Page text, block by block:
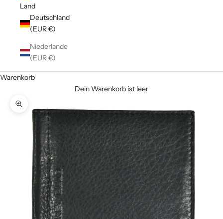
Land
Deutschland
(EUR €)
Niederlande
(EUR €)
Warenkorb
Dein Warenkorb ist leer
Bild vergrößern